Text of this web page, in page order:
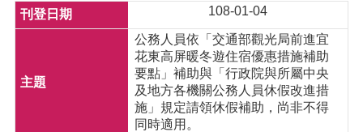
108-01-04
公務人員依「交通部觀光局前進宜
花東高屏暖冬遊住宿優惠措施補助
要點」補助與「行政院與所屬中央
及地方各機關公務人員休假改進措
施」規定請領休假補助，尚非不得
同時適用。